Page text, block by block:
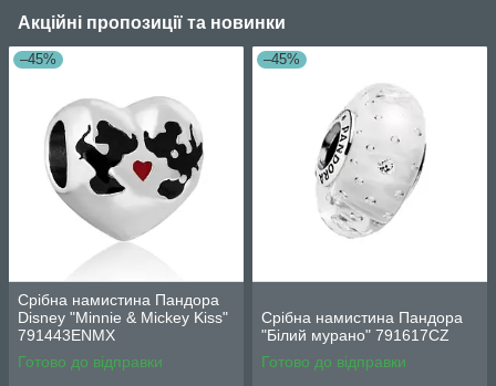
Акційні пропозиції та новинки
–45%
Срібна намистина Пандора
Disney "Minnie & Mickey Kiss"
791443ENMX
Готово до відправки
–45%
Срібна намистина Пандора
"Білий мурано" 791617CZ
Готово до відправки